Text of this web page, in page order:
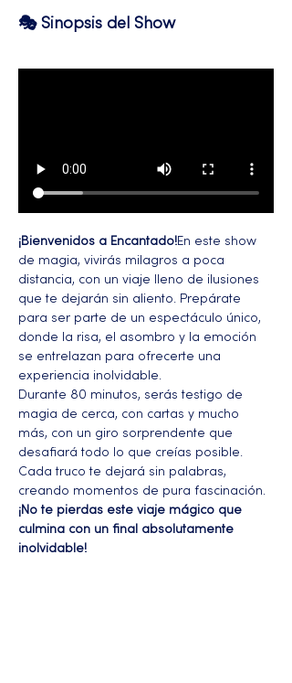
🎭 Sinopsis del Show
¡Bienvenidos a Encantado!En este show
de magia, vivirás milagros a poca
distancia, con un viaje lleno de ilusiones
que te dejarán sin aliento. Prepárate
para ser parte de un espectáculo único,
donde la risa, el asombro y la emoción
se entrelazan para ofrecerte una
experiencia inolvidable.
Durante 80 minutos, serás testigo de
magia de cerca, con cartas y mucho
más, con un giro sorprendente que
desafiará todo lo que creías posible.
Cada truco te dejará sin palabras,
creando momentos de pura fascinación.
¡No te pierdas este viaje mágico que
culmina con un final absolutamente
inolvidable!